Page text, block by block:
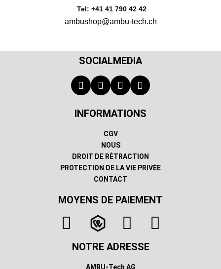
Tel: +41 41 790 42 42
ambushop@ambu-tech.ch
SOCIALMEDIA
INFORMATIONS
CGV
NOUS
DROIT DE RÈTRACTION
PROTECTION DE LA VIE PRIVÈE
CONTACT
MOYENS DE PAIEMENT
NOTRE ADRESSE
AMBU-Tech AG